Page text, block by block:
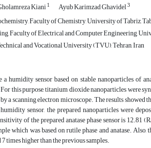
Kiani1 Ayub Karimzad Ghavidel3
Faculty of Chemistry, University of Tabriz,
Faculty of Electrical and Computer Engineering,
and Vocational University (TVU), Tehran, Iran
humidity sensor based on stable nanoparticles of
this purpose, titanium dioxide nanoparticles were
a scanning electron microscope. The results
sensor, the prepared nanoparticles were
of the prepared anatase phase sensor is
which was based on rutile phase and anatase.
times higher than the previous samples.